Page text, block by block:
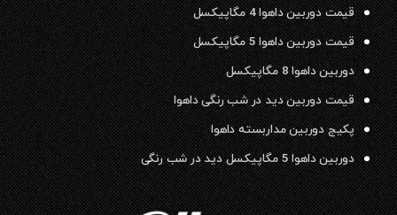
قیمت دوربین داهوا 4 مگاپیکسل
قیمت دوربین داهوا 5 مگاپیکسل
دوربین داهوا 8 مگاپیکسل
قیمت دوربین دید در شب رنگی داهوا
پکیج دوربین مداربسته داهوا
دوربین داهوا 5 مگاپیکسل دید در شب رنگی